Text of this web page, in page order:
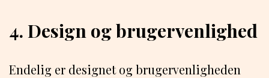
4. Design og brugervenlighed
Endelig er designet og brugervenligheden